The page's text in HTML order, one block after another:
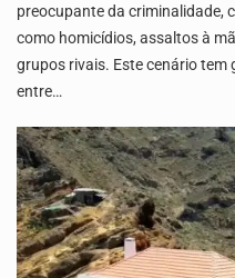
preocupante da criminalidade,
como homicídios, assaltos à
grupos rivais. Este cenário
entre…